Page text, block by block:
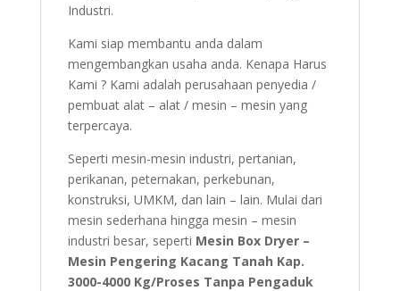
Industri.
Kami siap membantu anda dalam
mengembangkan usaha anda. Kenapa Harus
Kami ? Kami adalah perusahaan penyedia /
pembuat alat – alat / mesin – mesin yang
terpercaya.
Seperti mesin-mesin industri, pertanian,
perikanan, peternakan, perkebunan,
konstruksi, UMKM, dan lain – lain. Mulai dari
mesin sederhana hingga mesin – mesin
industri besar, seperti Mesin Box Dryer –
Mesin Pengering Kacang Tanah Kap.
3000-4000 Kg/Proses Tanpa Pengaduk